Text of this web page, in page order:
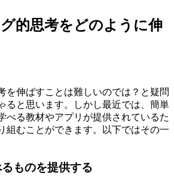
的思考をどのように伸
を伸ばすことは難しいのでは？と疑問
ると思います。しかし最近では、簡単
べる教材やアプリが提供されているた
組むことができます。以下ではその一
ものを提供する